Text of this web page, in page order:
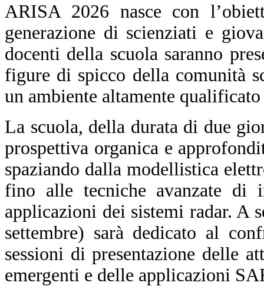
ARISA 2026 nasce con
generazione di scienziati e
docenti della scuola saranno
figure di spicco della comunità
un ambiente altamente
La scuola, della durata di due
prospettiva organica e
spaziando dalla modellistica
fino alle tecniche avanzate
applicazioni dei sistemi radar. A
settembre) sarà dedicato al
sessioni di presentazione delle
emergenti e delle applicazioni